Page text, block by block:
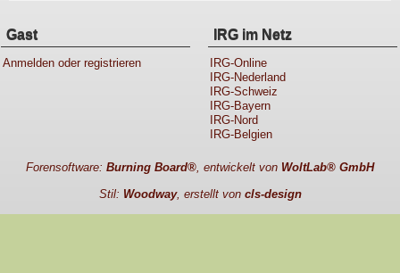
Gast
Anmelden oder registrieren
IRG im Netz
IRG-Online
IRG-Nederland
IRG-Schweiz
IRG-Bayern
IRG-Nord
IRG-Belgien
Forensoftware: Burning Board®, entwickelt von WoltLab® GmbH
Stil: Woodway, erstellt von cls-design